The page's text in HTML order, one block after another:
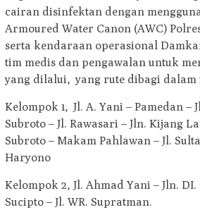
cairan disinfektan dengan
Armoured Water Canon (AWC)
serta kendaraan operasional
tim medis dan pengawalan untuk
yang dilalui, yang rute dibagi dalam
Kelompok 1, Jl. A. Yani – Pamedan –
Subroto – Jl. Rawasari – Jln. Kijang
Subroto – Makam Pahlawan – Jl.
Haryono
Kelompok 2, Jl. Ahmad Yani – Jln.
Sucipto – Jl. WR. Supratman.